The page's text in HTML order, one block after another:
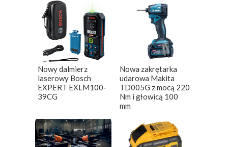
Nowy dalmierz
laserowy Bosch
EXPERT EXLM100-
39CG
Nowa zakrętarka
udarowa Makita
TD005G z mocą 220
Nm i głowicą 100
mm